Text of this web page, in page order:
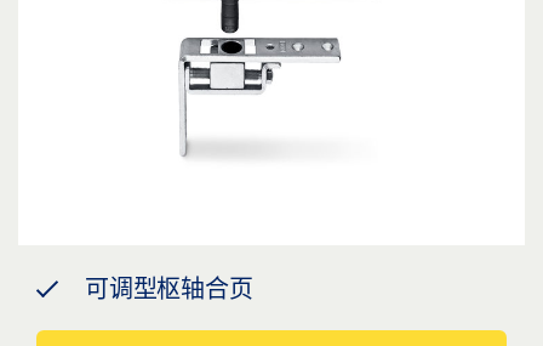
可调型枢轴合页